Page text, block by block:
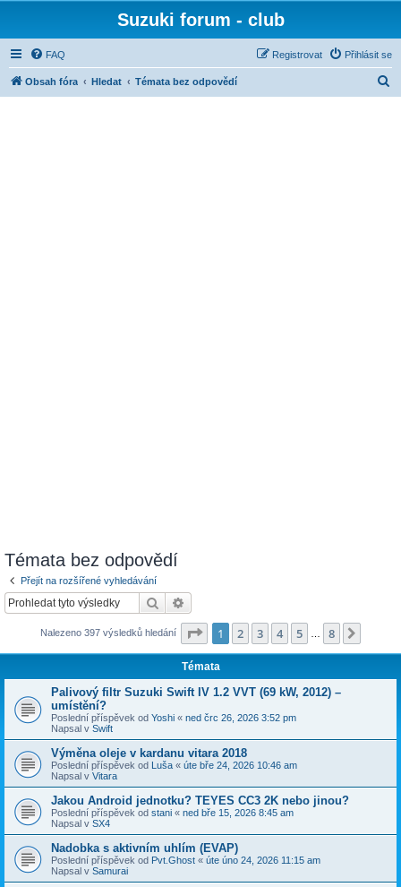
Suzuki forum - club
FAQ Přihlásit se
Registrovat
Obsah fóra Hledat Témata bez odpovědí
Témata bez odpovědí
Přejít na rozšířené vyhledávání
Hledat
Nalezeno 397 výsledků hledání Stránka z
1 2 3 4 5 8
Témata
Palivový filtr Suzuki Swift IV 1.2 VVT (69 kW, 2012) –
umístění?
Poslední příspěvek od Yoshi « ned črc 26, 2026 3:52 pm
Napsal v Swift
Výměna oleje v kardanu vitara 2018
Poslední příspěvek od Luša « úte bře 24, 2026 10:46 am
Napsal v Vitara
Jakou Android jednotku? TEYES CC3 2K nebo jinou?
Poslední příspěvek od stani « ned bře 15, 2026 8:45 am
Napsal v SX4
Nadobka s aktivním uhlím (EVAP)
Poslední příspěvek od Pvt.Ghost « úte úno 24, 2026 11:15 am
Napsal v Samurai